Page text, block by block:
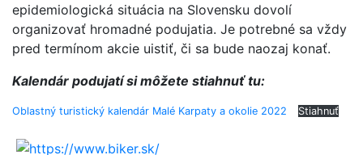
epidemiologická situácia na Slovensku dovolí
organizovať hromadné podujatia. Je potrebné sa vždy
pred termínom akcie uistiť, či sa bude naozaj konať.
Kalendár podujatí si môžete stiahnuť tu:
Oblastný turistický kalendár Malé Karpaty a okolie 2022 Stiahnuť